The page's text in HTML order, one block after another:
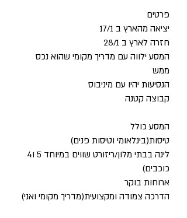
פרטים
יציאה מהארץ ב 17/1
חזרה לארץ ב 28/1
המסע ילווה עם מדריך מקומי שהוא נכס
ממש
הנסיעות יהיו עם מיניבוס
קבוצה קטנה
המסע כולל
טיסות(בינלאומי וטיסות פנים)
לינה בבתי מלון/ריזורט שווים במיוחד
5 ו4
כוכבים)
ארוחות בוקר
הדרכה צמודה ומקצועית(מדריך מקומי ואני)